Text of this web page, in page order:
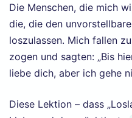
Die Menschen, die mich
die, die den
loszulassen. Mich fallen
zogen und sagten: „Bis
liebe dich, aber ich gehe
Diese Lektion – dass